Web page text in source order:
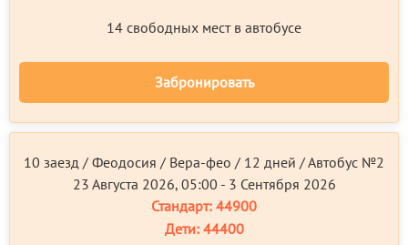
14 свободных мест в автобусе
Забронировать
10 заезд / Феодосия / Вера-фео / 12 дней / Автобус №2
23 Августа 2026, 05:00 - 3 Сентября 2026
Стандарт: 44900
Дети:44400